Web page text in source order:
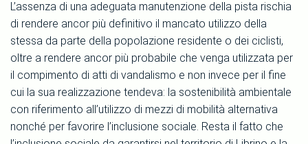
L’assenza di una adeguata manutenzione della pista rischia
di rendere ancor più definitivo il mancato utilizzo della
stessa da parte della popolazione residente o dei ciclisti,
oltre a rendere ancor più probabile che venga utilizzata per
il compimento di atti di vandalismo e non invece per il fine
cui la sua realizzazione tendeva: la sostenibilità ambientale
con riferimento all’utilizzo di mezzi di mobilità alternativa
nonché per favorire l’inclusione sociale. Resta il fatto che